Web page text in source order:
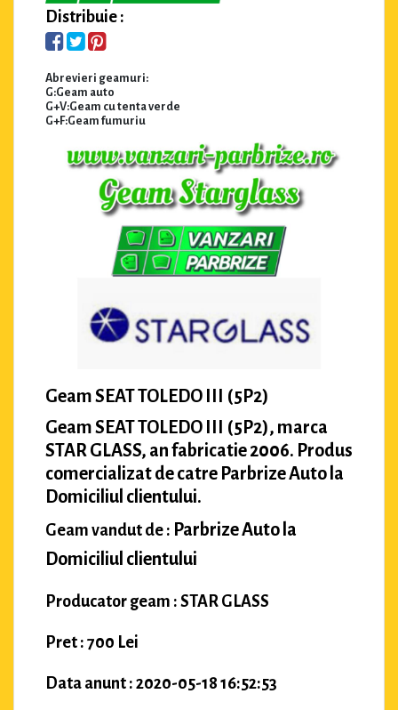
Distribuie :
Abrevieri geamuri:
G:Geam auto
G+V:Geam cu tenta verde
G+F:Geam fumuriu
Geam SEAT TOLEDO III (5P2)
Geam SEAT TOLEDO III (5P2), marca
STAR GLASS, an fabricatie 2006. Produs
comercializat de catre Parbrize Auto la
Domiciliul clientului.
Geam vandut de : Parbrize Auto la
Domiciliul clientului
Producator geam : STAR GLASS
Pret : 700 Lei
Data anunt : 2020-05-18 16:52:53